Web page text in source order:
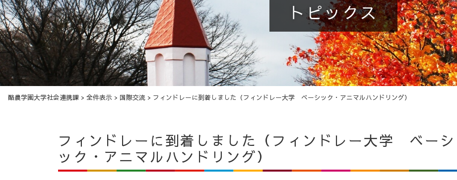
トピックス
酪農学園大学社会連携課 > 全件表示 > 国際交流 > フィンドレーに到着しました（フィンドレー大学 ベーシック・アニマルハンドリング）
フィンドレーに到着しました（フィンドレー大学 ベーシ
ック・アニマルハンドリング）